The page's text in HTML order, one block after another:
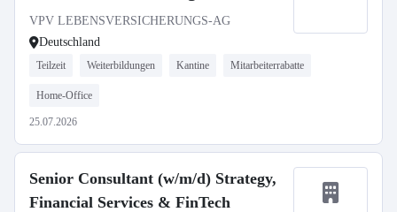
VPV LEBENSVERSICHERUNGS-AG
Deutschland
Teilzeit Weiterbildungen Kantine Mitarbeiterrabatte
Home-Office
25.07.2026
Senior Consultant (w/m/d) Strategy,
Financial Services & FinTech